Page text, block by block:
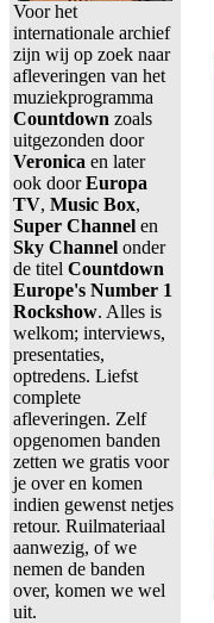
Voor het
internationale archief
zijn wij op zoek naar
afleveringen van het
muziekprogramma
Countdown zoals
uitgezonden door
Veronica en later
ook doorEuropa
TV, Music Box,
Super Channel en
Sky Channel onder
de titel Countdown
Europe's Number 1
Rockshow. Alles is
welkom; interviews,
presentaties,
optredens. Liefst
complete
afleveringen. Zelf
opgenomen banden
zetten we gratis voor
je over en komen
indien gewenst netjes
retour. Ruilmateriaal
aanwezig, of we
nemen de banden
over, komen we wel
uit.